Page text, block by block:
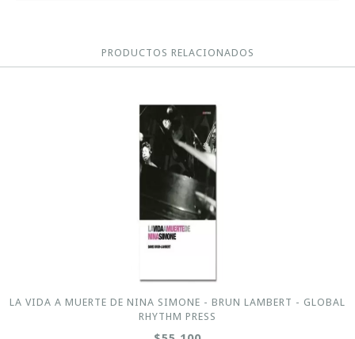
PRODUCTOS RELACIONADOS
LA VIDA A MUERTE DE NINA SIMONE - BRUN LAMBERT - GLOBAL
RHYTHM PRESS